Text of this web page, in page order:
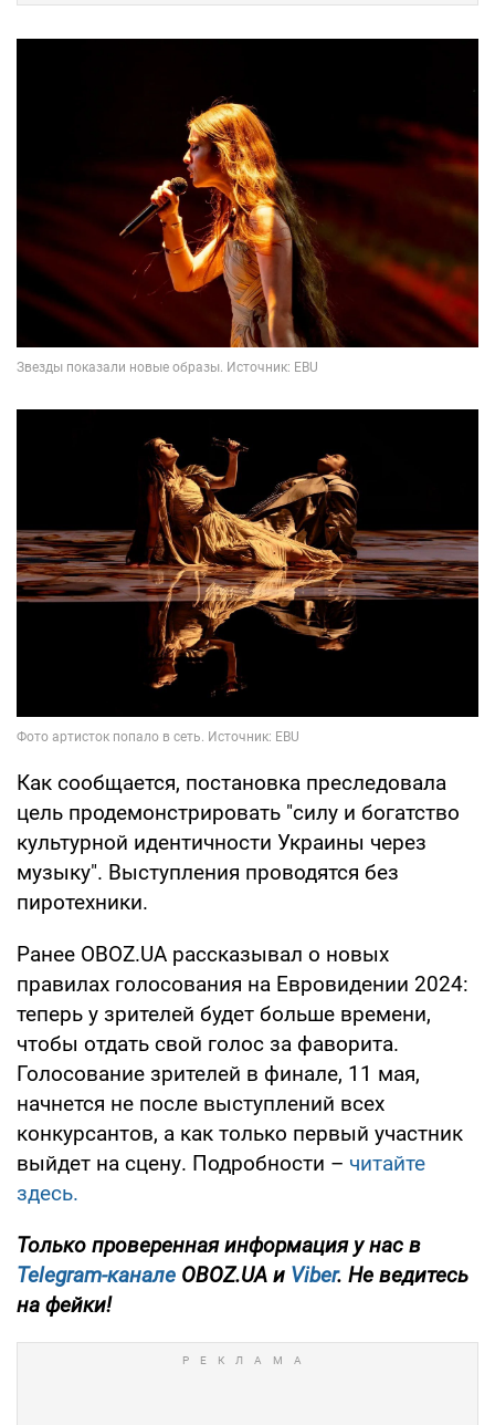
Как сообщается, постановка преследовала
цель продемонстрировать "силу и богатство
культурной идентичности Украины через
музыку". Выступления проводятся без
пиротехники.
Ранее OBOZ.UA рассказывал о новых
правилах голосования на Евровидении 2024:
теперь у зрителей будет больше времени,
чтобы отдать свой голос за фаворита.
Голосование зрителей в финале, 11 мая,
начнется не после выступлений всех
конкурсантов, а как только первый участник
выйдет на сцену. Подробности – читайте
здесь.
Только проверенная информация у нас в
Telegram-канале OBOZ.UA и Viber. Не ведитесь
на фейки!